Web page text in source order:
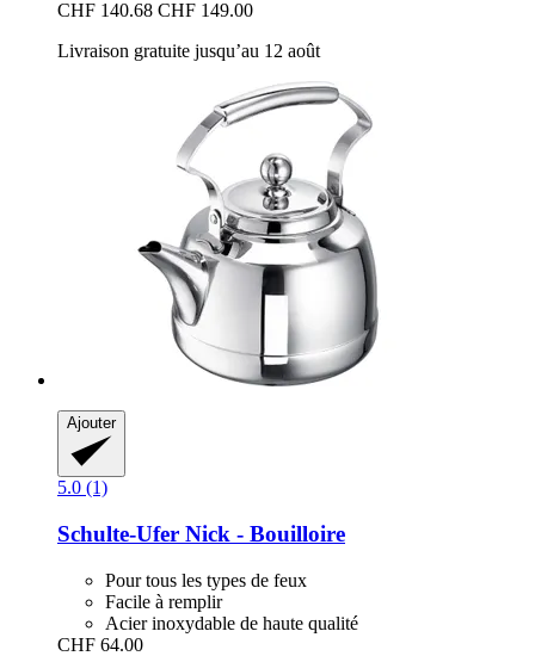
CHF 140.68 CHF 149.00
Livraison gratuite jusqu’au 12 août
Ajouter
5.0 (1)
Schulte-Ufer Nick -​ Bouilloire
Pour tous les types de feux
Facile à remplir
Acier inoxydable de haute qualité
CHF 64.00